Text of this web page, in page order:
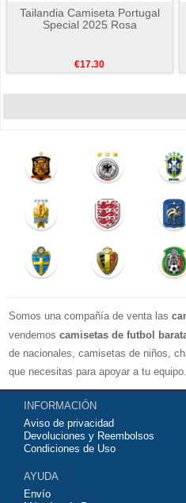
Tailandia Camiseta Portugal
Special 2025 Rosa
€17.30
Somos una compañía de venta las
vendemos camisetas de futbol
de nacionales, camisetas de niños,
que necesitas para apoyar a tu
exelente calidad y buen precio.
Agradecemos sus comentarios y
INFORMACIÓN
Aviso de privacidad
Devoluciones y Reembolsos
Condiciones de Uso
AYUDA
Envío